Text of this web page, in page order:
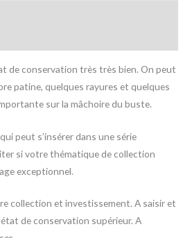
de conservation très très bien. On peut
patine, quelques rayures et quelques
sur la mâchoire du buste.
peut s’insérer dans une série
si votre thématique de collection
exceptionnel.
collection et investissement. A saisir et
de conservation supérieur. A